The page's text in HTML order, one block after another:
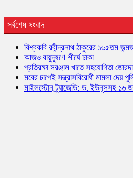
সর্বশেষ ষংবাদ
বিশ্বকবি রবীন্দ্রনাথ ঠাকুরের ১৬৫তম
আজও বায়ুদূষণে শীর্ষে ঢাকা
প্রতিরক্ষা সরঞ্জাম খাতে সহযোগিতা
মবের চাপেই সন্ত্রাসবিরোধী মামলা দেয়
মাইলস্টোন ট্র্যাজেডি: ড. ইউনূসসহ ১৬